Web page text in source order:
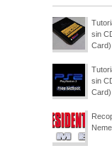
sin
Card)
sin
Card)